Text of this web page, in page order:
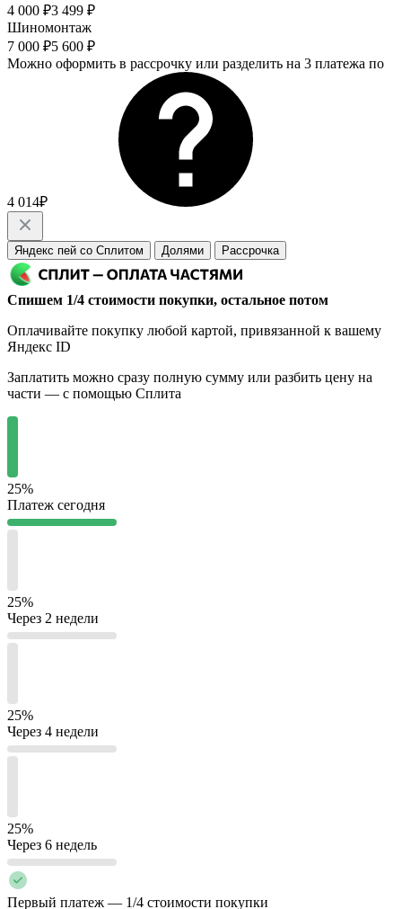
4 000 ₽3 499 ₽
Шиномонтаж
7 000 ₽5 600 ₽
Можно оформить в рассрочку или разделить на 3 платежа по
4 014₽
Яндекс пей со Сплитом Долями Рассрочка
Спишем 1/4 стоимости покупки, остальное потом
Оплачивайте покупку любой картой, привязанной к вашему
Яндекс ID
Заплатить можно сразу полную сумму или разбить цену на
части — с помощью Сплита
25%
Платеж сегодня
25%
Через 2 недели
25%
Через 4 недели
25%
Через 6 недель
Первый платеж — 1/4 стоимости покупки